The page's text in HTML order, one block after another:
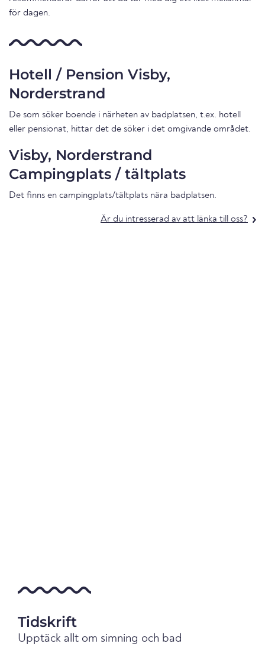
för dagen.
Hotell / Pension Visby,
Norderstrand
De som söker boende i närheten av badplatsen, t.ex. hotell
eller pensionat, hittar det de söker i det omgivande området.
Visby, Norderstrand
Campingplats / tältplats
Det finns en campingplats/tältplats nära badplatsen.
Är du intresserad av att länka till oss?
Tidskrift
Upptäck allt om simning och bad